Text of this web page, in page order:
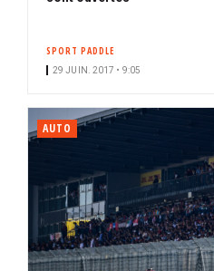
SPORT PADDLE
29 JUIN. 2017 • 9:05
AUTO